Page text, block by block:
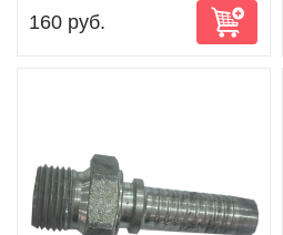
160 руб.